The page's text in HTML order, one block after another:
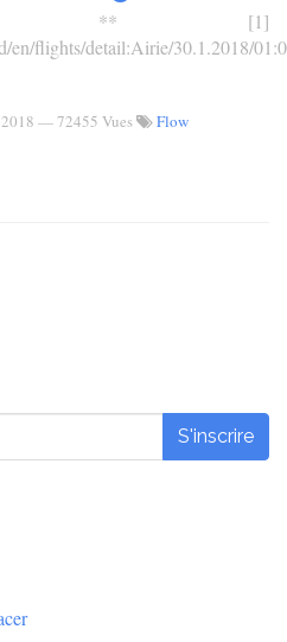
** [1]
en/flights/detail:Airie/30.1.2018/
— 72455 Vues
Flow
S'inscrire